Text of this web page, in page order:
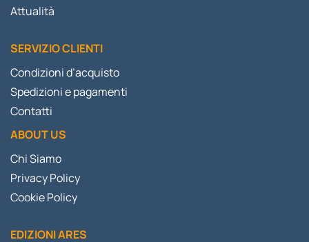
Attualità
SERVIZIO CLIENTI
Condizioni d’acquisto
Spedizioni e pagamenti
Contatti
ABOUT US
Chi Siamo
Privacy Policy
Cookie Policy
EDIZIONI ARES